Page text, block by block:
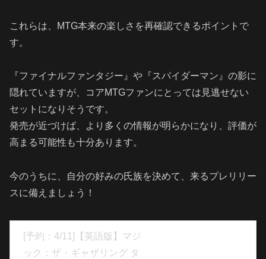
これらは、MTG本来の楽しさを再確認できるポイントで
す。
『ファイナルファンタジー』や『スパイダーマン』の影に
隠れていますが、コアMTGファンにとっては見逃せない
セットになりそうです。
発売が近づけば、より多くの情報が明らかになり、評価が
高まる可能性も十分あります。
今のうちに、自分の好みの氏族を決めて、来るプレリリー
スに備えましょう！
[予約：4/11]【英語版】マジ
ック：ザ・ギャザリング タ